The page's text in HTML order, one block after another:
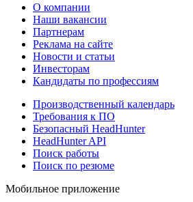
О компании
Наши вакансии
Партнерам
Реклама на сайте
Новости и статьи
Инвесторам
Кандидаты по профессиям
Производственный календарь
Требования к ПО
Безопасный HeadHunter
HeadHunter API
Поиск работы
Поиск по резюме
Мобильное приложение